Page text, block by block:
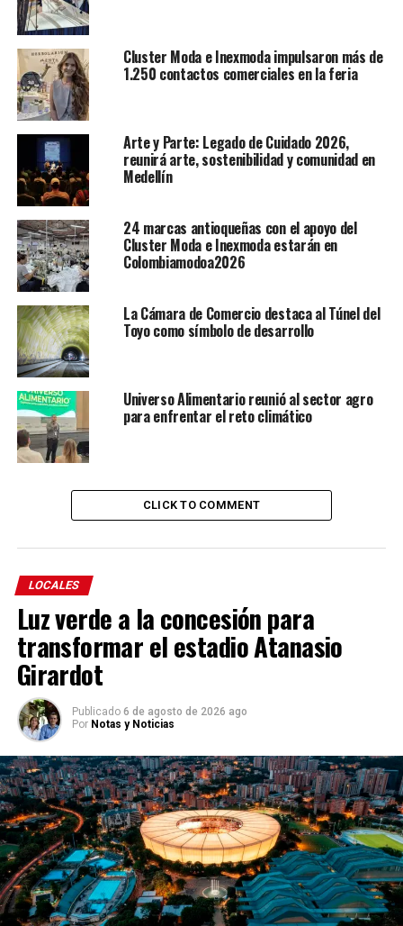
Cluster Moda e Inexmoda impulsaron más de
1.250 contactos comerciales en la feria
Arte y Parte: Legado de Cuidado 2026,
reunirá arte, sostenibilidad y comunidad en
Medellín
24 marcas antioqueñas con el apoyo del
Cluster Moda e Inexmoda estarán en
Colombiamodoa2026
La Cámara de Comercio destaca al Túnel del
Toyo como símbolo de desarrollo
Universo Alimentario reunió al sector agro
para enfrentar el reto climático
CLICK TO COMMENT
LOCALES
Luz verde a la concesión para
transformar el estadio Atanasio
Girardot
Publicado 6 de agosto de 2026 ago
Por Notas y Noticias